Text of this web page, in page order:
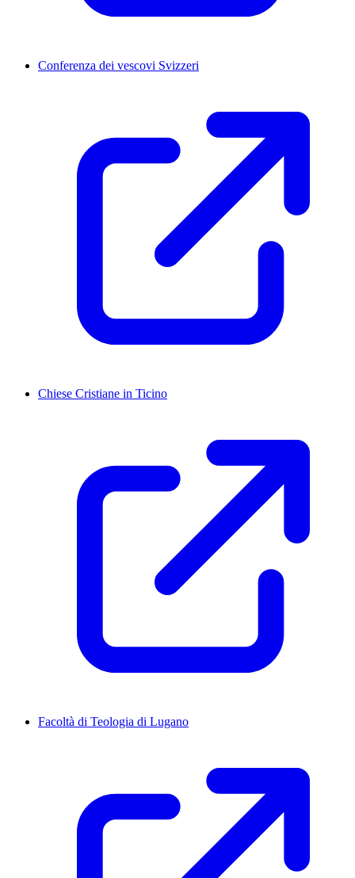
Conferenza dei vescovi Svizzeri
Chiese Cristiane in Ticino
Facoltà di Teologia di Lugano